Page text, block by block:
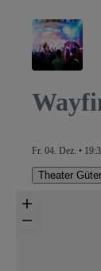
Fr. 04. Dez. •
Theater